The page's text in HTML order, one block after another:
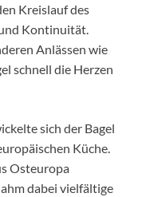
Kreislauf des
Kontinuität.
Anlässen wie
schnell die Herzen
sich der Bagel
Küche.
Osteuropa
dabei vielfältige